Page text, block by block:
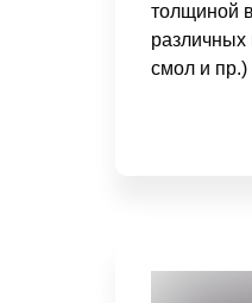
толщиной
различных
смол и